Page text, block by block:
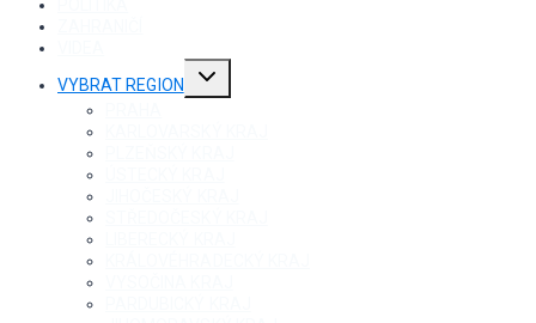
VYBRAT REGION
Toggle